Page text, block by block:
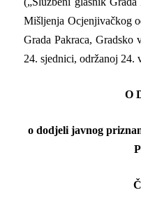
Mišljenja Ocjenjivačkog
Grada Pakraca, Gradsko
24. sjednici, održanoj 24.
O
o dodjeli javnog